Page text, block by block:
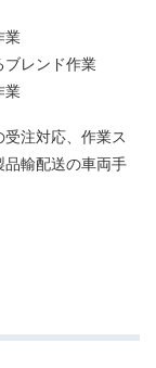
業
レンド作業
業
注対応、作業ス
品輸配送の車両手